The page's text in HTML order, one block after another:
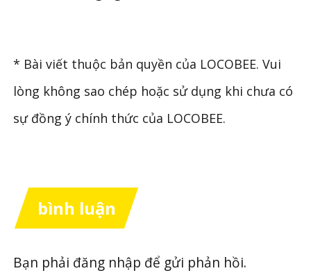
* Bài viết thuộc bản quyền của LOCOBEE. Vui
lòng không sao chép hoặc sử dụng khi chưa có
sự đồng ý chính thức của LOCOBEE.
bình luận
Bạn phải đăng nhập để gửi phản hồi.